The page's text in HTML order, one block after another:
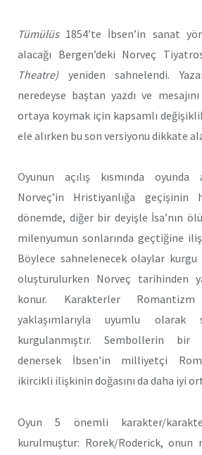
Tümülüs1854’te İbsen’in sanat
alacağı Bergen’deki Norveç
Theatre) yeniden sahnelendi.
neredeyse baştan yazdı ve
ortaya koymak için kapsamlı
ele alırken bu son versiyonu dikkate
Oyunun açılış kısmında oyunda
Norveç’in Hristiyanlığa geçişinin
dönemde, diğer bir deyişle İsa’nın
milenyumun sonlarında geçtiğine
Böylece sahnelenecek olaylar
oluşturulurken Norveç tarihinden
konur. Karakterler Romantizm
yaklaşımlarıyla uyumlu olarak
kurgulanmıştır. Sembollerin bir
denersek İbsen’in milliyetçi
ikircikli ilişkinin doğasını da daha iyi
Oyun 5 önemli karakter/
kurulmuştur: Rorek/Roderick, onun